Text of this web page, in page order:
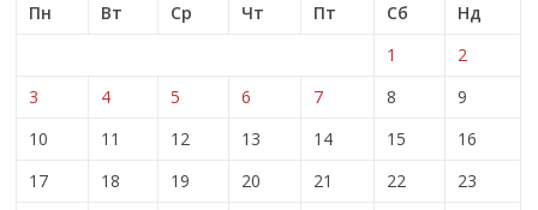
Пн
Вт Ср Чт Пт Сб
Нд
1
2
3
4 5 6 7 8
9
10
11 12 13 14 15
16
17
18 19 20 21 22
23